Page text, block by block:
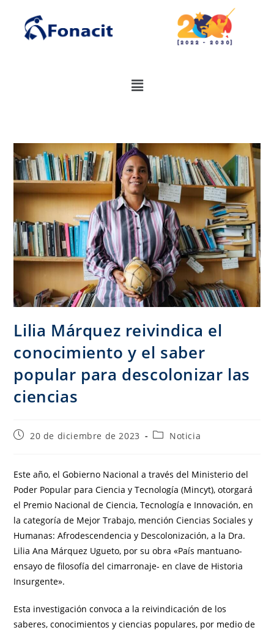
Lilia Márquez reivindica el
conocimiento y el saber
popular para descolonizar las
ciencias
20 de diciembre de 2023 Noticia
Este año, el Gobierno Nacional a través del Ministerio del
Poder Popular para Ciencia y Tecnología (Mincyt), otorgará
el Premio Nacional de Ciencia, Tecnología e Innovación, en
la categoría de Mejor Trabajo, mención Ciencias Sociales y
Humanas: Afrodescendencia y Descolonización, a la Dra.
Lilia Ana Márquez Ugueto, por su obra «País mantuano-
ensayo de filosofía del cimarronaje- en clave de Historia
Insurgente».
Esta investigación convoca a la reivindicación de los
saberes, conocimientos y ciencias populares, por medio de